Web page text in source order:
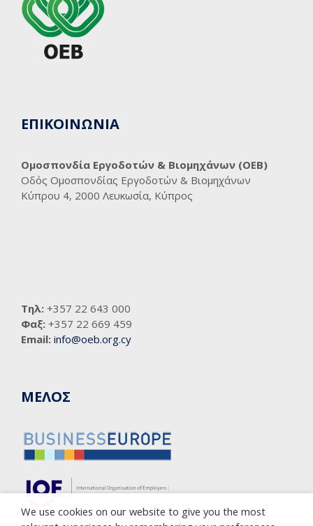
ΕΠΙΚΟΙΝΩΝΙΑ
Ομοσπονδία Εργοδοτών & Βιομηχάνων (ΟΕΒ)
Οδός Ομοσπονδίας Εργοδοτών & Βιομηχάνων
Κύπρου 4, 2000 Λευκωσία, Κύπρος
Τηλ: +357 22 643 000
Φαξ: +357 22 669 459
Email: info@oeb.org.cy
ΜΕΛΟΣ
We use cookies on our website to give you the most